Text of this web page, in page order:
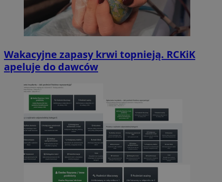
Wakacyjne zapasy krwi topnieją. RCKiK
apeluje do dawców